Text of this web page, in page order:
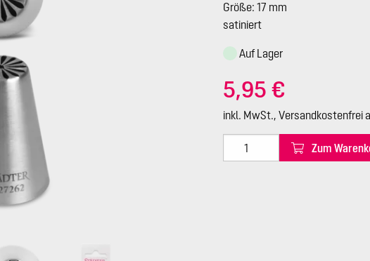
Größe: 17 mm
satiniert
Auf Lager
5,95 €
inkl. MwSt., Versandkostenfrei
Zum